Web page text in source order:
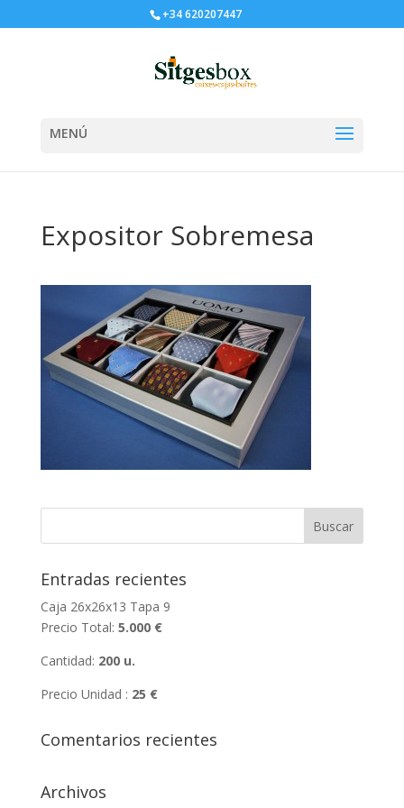
+34 620207447
Expositor Sobremesa
Entradas recientes
Caja 26x26x13 Tapa 9
Precio Total: 5.000 €
Cantidad: 200 u.
Precio Unidad : 25 €
Comentarios recientes
Archivos